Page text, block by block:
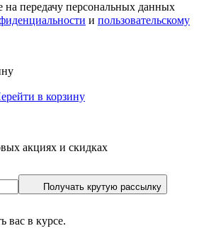
на передачу персональных данных
и пользовательскому
в корзину
акциях и скидках
Получать крутую рассылку
вас в курсе.